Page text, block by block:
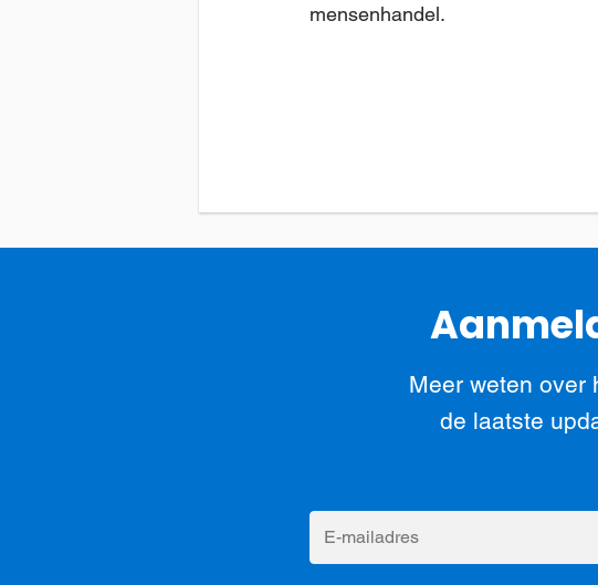
mensenhandel.
Meer weten over
de laatste
E-
mailadres